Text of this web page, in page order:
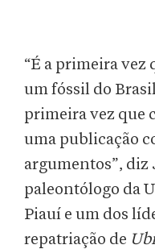
“É a primeira vez
um fóssil do
primeira vez que
uma publicação
argumentos”, diz
paleontólogo da
Piauí e um dos
repatriação de